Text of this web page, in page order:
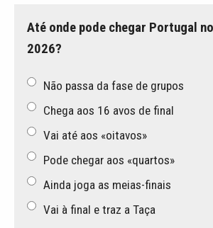
Até onde pode chegar Portugal
2026?
Não passa da fase de grupos
Chega aos 16 avos de final
Vai até aos «oitavos»
Pode chegar aos «quartos»
Ainda joga as meias-finais
Vai à final e traz a Taça